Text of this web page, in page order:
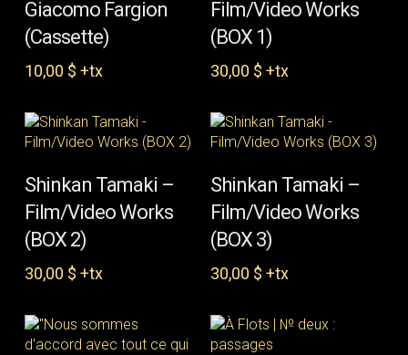
du
produit
Giacomo Fargion
(Cassette)
10,00 $ +tx
Film/Video Works
(BOX 1)
30,00 $ +tx
LECTURE
Shinkan Tamaki –
Film/Video Works
(BOX 2)
30,00 $ +tx
Shinkan Tamaki –
Film/Video Works
(BOX 3)
30,00 $ +tx